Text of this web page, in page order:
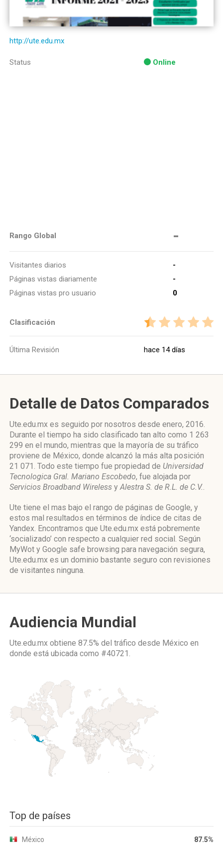
http://ute.edu.mx
Status Online
Rango Global -
Visitantes diarios
-
Páginas vistas diariamente
-
Páginas vistas pro usuario
0
Clasificación
Última Revisión hace 14 días
Detalle de Datos Comparados
Ute.edu.mx es seguido por nosotros desde enero, 2016.
Durante el tiempo ha sido clasificado tan alto como 1 263
299 en el mundo, mientras que la mayoría de su tráfico
proviene de México, donde alcanzó la más alta posición
21 071. Todo este tiempo fue propiedad de Universidad
Tecnologica Gral. Mariano Escobedo, fue alojada por
Servicios Broadband Wireless yAlestra S. de R.L. de C.V..
Ute tiene el mas bajo el rango de páginas de Google, y
estos mal resultados en términos de índice de citas de
Yandex. Encontramos que Ute.edu.mx está pobremente
‘socializado’ con respecto a cualquier red social. Según
MyWot y Google safe browsing para navegación segura,
Ute.edu.mx es un dominio bastante seguro con revisiones
de visitantes ninguna.
Audiencia Mundial
Ute.edu.mx obtiene 87.5% del tráfico desde México en
donde está ubicada como #40721.
Top de países
México 87.5%